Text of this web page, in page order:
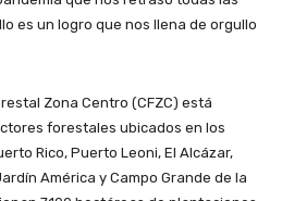
es un logro que nos llena de orgullo
Zona Centro (CFZC) está
forestales ubicados en los
Rico, Puerto Leoni, El Alcázar,
América y Campo Grande de la